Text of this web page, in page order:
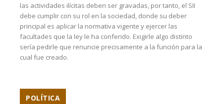
las actividades ilícitas deben ser gravadas, por tanto, el SII
debe cumplir con su rol en la sociedad, donde su deber
principal es aplicar la normativa vigente y ejercer las
facultades que la ley le ha conferido. Exigirle algo distinto
sería pedirle que renuncie precisamente a la función para la
cual fue creado.
POLÍTICA